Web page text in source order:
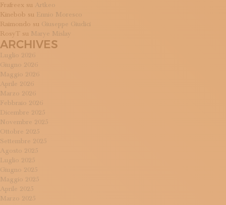
Frafreex su Artkeo
Kinebob su Ennio Moresco
Raimondo su Giuseppe Giudici
RosyT su Marye Mislay
ARCHIVES
Luglio 2026
Giugno 2026
Maggio 2026
Aprile 2026
Marzo 2026
Febbraio 2026
Dicembre 2025
Novembre 2025
Ottobre 2025
Settembre 2025
Agosto 2025
Luglio 2025
Giugno 2025
Maggio 2025
Aprile 2025
Marzo 2025